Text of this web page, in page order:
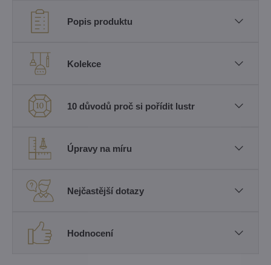
Popis produktu
Kolekce
10 důvodů proč si pořídit lustr
Úpravy na míru
Nejčastější dotazy
Hodnocení